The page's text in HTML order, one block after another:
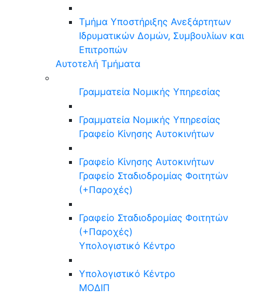
Τμήμα Υποστήριξης Ανεξάρτητων
Ιδρυματικών Δομών, Συμβουλίων και
Επιτροπών
Αυτοτελή Τμήματα
Γραμματεία Νομικής Υπηρεσίας
Γραμματεία Νομικής Υπηρεσίας
Γραφείο Κίνησης Αυτοκινήτων
Γραφείο Κίνησης Αυτοκινήτων
Γραφείο Σταδιοδρομίας Φοιτητών
(+Παροχές)
Γραφείο Σταδιοδρομίας Φοιτητών
(+Παροχές)
Υπολογιστικό Κέντρο
Υπολογιστικό Κέντρο
ΜΟΔΙΠ